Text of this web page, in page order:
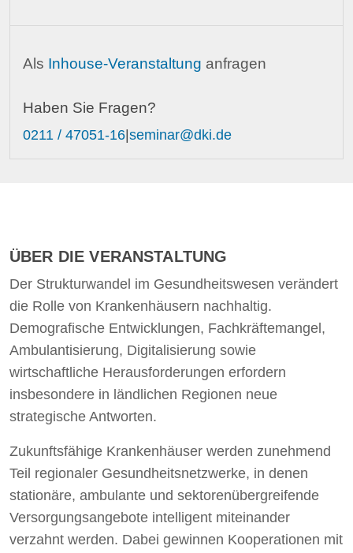
Als Inhouse-Veranstaltung anfragen
Haben Sie Fragen?
0211 / 47051-16 seminar@dki.de
ÜBER DIE VERANSTALTUNG
Der Strukturwandel im Gesundheitswesen verändert
die Rolle von Krankenhäusern nachhaltig.
Demografische Entwicklungen, Fachkräftemangel,
Ambulantisierung, Digitalisierung sowie
wirtschaftliche Herausforderungen erfordern
insbesondere in ländlichen Regionen neue
strategische Antworten.
Zukunftsfähige Krankenhäuser werden zunehmend
Teil regionaler Gesundheitsnetzwerke, in denen
stationäre, ambulante und sektorenübergreifende
Versorgungsangebote intelligent miteinander
verzahnt werden. Dabei gewinnen Kooperationen mit